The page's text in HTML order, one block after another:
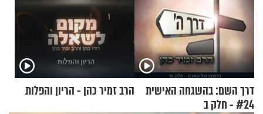
דרך השם: בהשגחה האישית
#24 - חלק ב
הרב זמיר כהן - הריון והפלות